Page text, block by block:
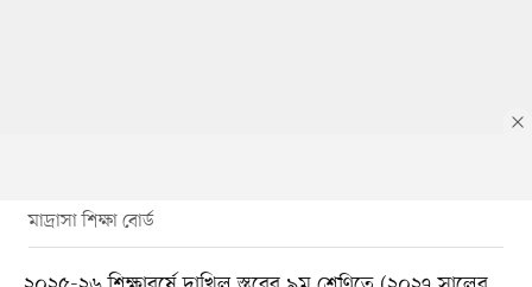
মাদ্রাসা শিক্ষা বোর্ড